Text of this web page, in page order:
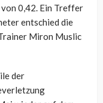
0,42. Ein Treffer
entschied die
Miron Muslic
der